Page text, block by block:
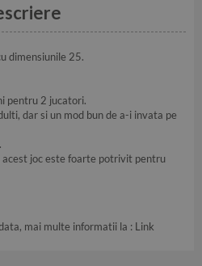
dimensiunile 25.
pentru 2 jucatori.
dar si un mod bun de a-i invata pe
joc este foarte potrivit pentru
mai multe informatii la : Link